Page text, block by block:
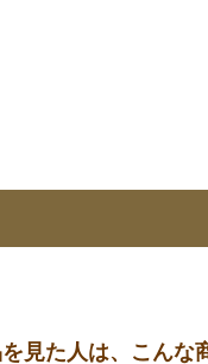
見た人は、こんな